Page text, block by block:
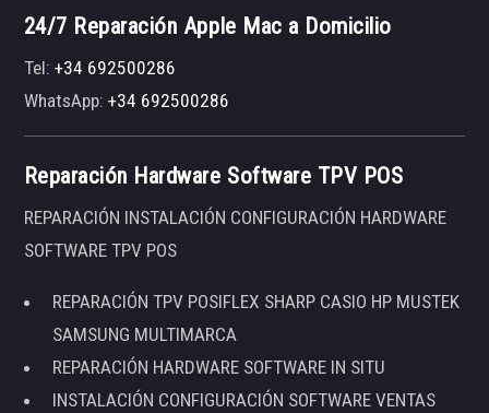
24/7 Reparación Apple Mac a Domicilio
Tel:+34 692500286
WhatsApp:+34 692500286
Reparación Hardware Software TPV POS
REPARACIÓN INSTALACIÓN CONFIGURACIÓN HARDWARE
SOFTWARE TPV POS
REPARACIÓN TPV POSIFLEX SHARP CASIO HP MUSTEK
SAMSUNG MULTIMARCA
REPARACIÓN HARDWARE SOFTWARE IN SITU
INSTALACIÓN CONFIGURACIÓN SOFTWARE VENTAS